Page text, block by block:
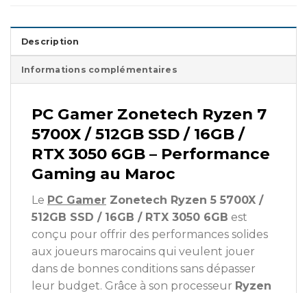
Description
Informations complémentaires
PC Gamer Zonetech Ryzen 7
5700X / 512GB SSD / 16GB /
RTX 3050 6GB – Performance
Gaming au Maroc
Le PC Gamer Zonetech Ryzen 5 5700X /
512GB SSD / 16GB / RTX 3050 6GB est
conçu pour offrir des performances solides
aux joueurs marocains qui veulent jouer
dans de bonnes conditions sans dépasser
leur budget. Grâce à son processeur Ryzen